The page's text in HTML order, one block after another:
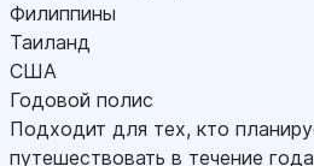
Филиппины
Таиланд
США
Годовой полис
Подходит для тех, кто
путешествовать в течение